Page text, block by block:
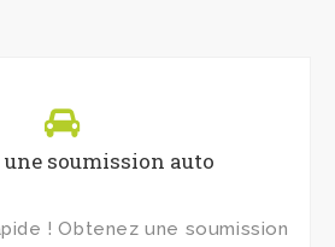
soumission auto
! Obtenez une soumission